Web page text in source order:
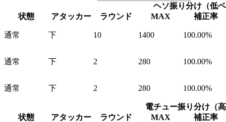
ヘソ振り分け（低
状態
アタッカー ラウンド MAX 補正率
通常 下 10 1400 100.00%
通常 下 2 280 100.00%
通常 下 2 280 100.00%
電チュー振り分け（
状態
アタッカー ラウンド MAX 補正率